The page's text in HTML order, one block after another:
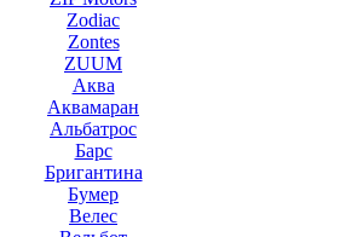
Zodiac
Zontes
ZUUM
Аква
Аквамаран
Альбатрос
Барс
Бригантина
Бумер
Велес